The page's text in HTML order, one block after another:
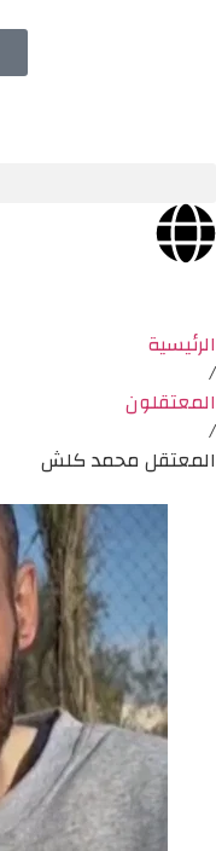
الرئيسية
/
المعتقلون
/
المعتقل محمد كلش